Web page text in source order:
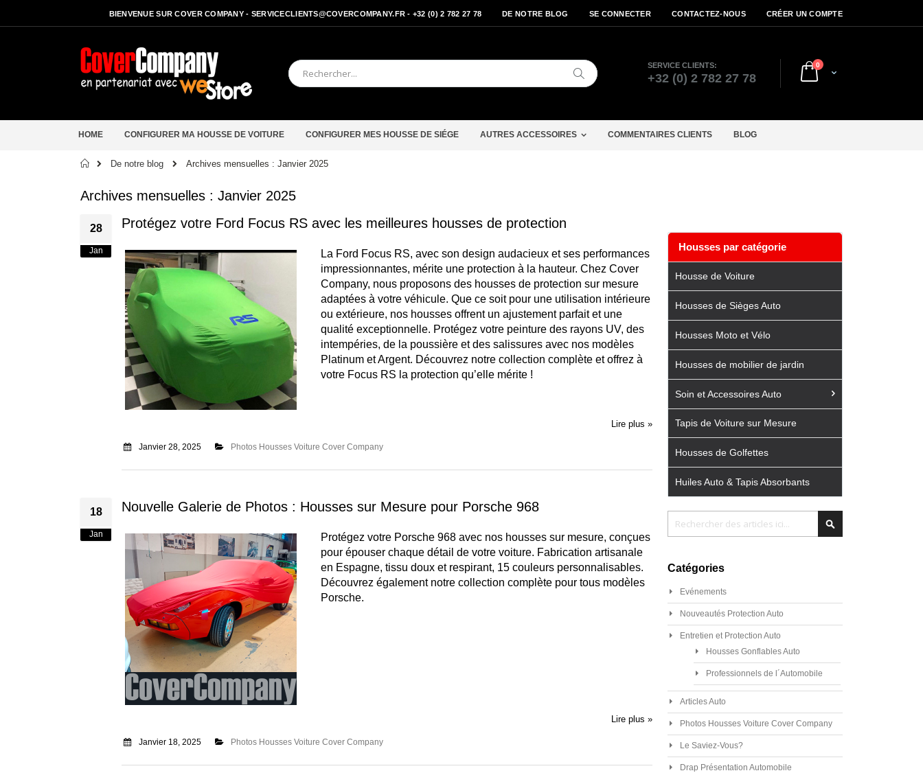
BIENVENUE SUR COVER COMPANY - SERVICECLIENTS@COVERCOMPANY.FR - +32 (0) 2 782 27 78 DE NOTRE BLOG SE CONNECTER CONTACTEZ-NOUS CRÉER UN COMPTE
Cart
0articles
Chercher
SERVICE CLIENTS:
+32 (0) 2 782 27 78
HOME CONFIGURER MA HOUSSE DE VOITURE CONFIGURER MES HOUSSE DE SIÉGE AUTRES ACCESSOIRES COMMENTAIRES CLIENTS BLOG
Accueil
De notre blog Archives mensuelles : Janvier 2025
Archives mensuelles : Janvier 2025
28
Jan
Protégez votre Ford Focus RS avec les meilleures housses de protection
La Ford Focus RS, avec son design audacieux et ses performances
impressionnantes, mérite une protection à la hauteur. Chez Cover
Company, nous proposons des housses de protection sur mesure
adaptées à votre véhicule. Que ce soit pour une utilisation intérieure
ou extérieure, nos housses offrent un ajustement parfait et une
qualité exceptionnelle. Protégez votre peinture des rayons UV, des
intempéries, de la poussière et des salissures avec nos modèles
Platinum et Argent. Découvrez notre collection complète et offrez à
votre Focus RS la protection qu’elle mérite !
Lire plus »
Janvier 28, 2025 Photos Housses Voiture Cover Company
18
Jan
Nouvelle Galerie de Photos : Housses sur Mesure pour Porsche 968
Protégez votre Porsche 968 avec nos housses sur mesure, conçues
pour épouser chaque détail de votre voiture. Fabrication artisanale
en Espagne, tissu doux et respirant, 15 couleurs personnalisables.
Découvrez également notre collection complète pour tous modèles
Porsche.
Lire plus »
Janvier 18, 2025 Photos Housses Voiture Cover Company
Housses par catégorie
Housse de Voiture
Housses de Sièges Auto
Housses Moto et Vélo
Housses de mobilier de jardin
Soin et Accessoires Auto
Tapis de Voiture sur Mesure
Housses de Golfettes
Huiles Auto & Tapis Absorbants
Catégories
Evénements
Nouveautés Protection Auto
Entretien et Protection Auto
Housses Gonflables Auto
Professionnels de l´Automobile
Articles Auto
Photos Housses Voiture Cover Company
Le Saviez-Vous?
Drap Présentation Automobile